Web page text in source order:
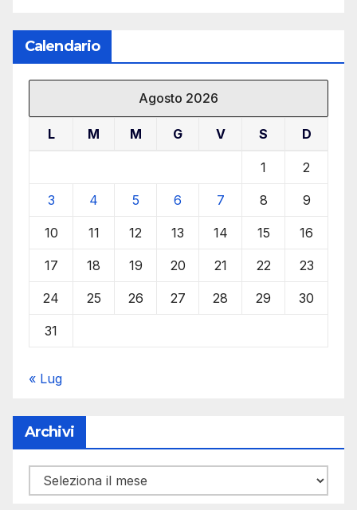
Calendario
Agosto 2026
L M M G V S D
1 2
3 4 5 6 7 8 9
10 11 12 13 14 15 16
17 18 19 20 21 22 23
24 25 26 27 28 29 30
31
« Lug
Archivi
Archivi